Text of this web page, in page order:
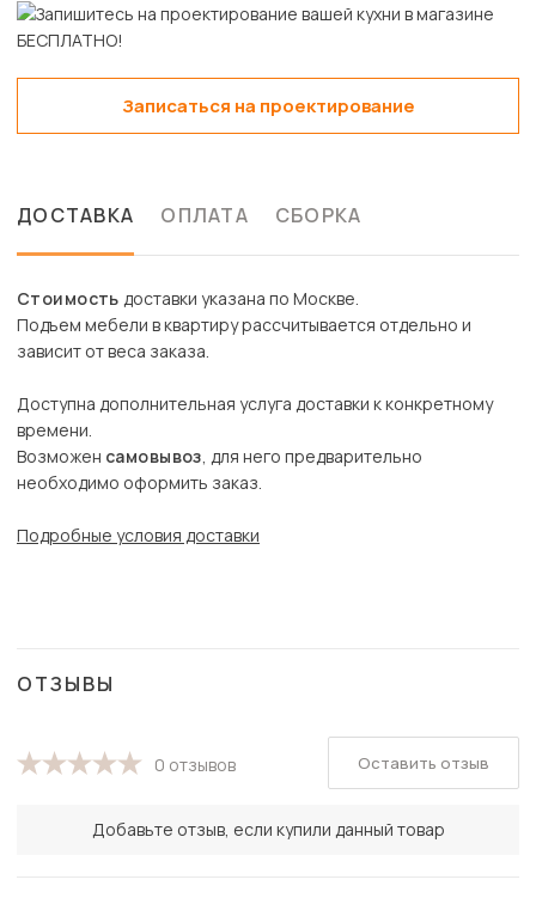
Записаться на проектирование
ДОСТАВКА ОПЛАТА СБОРКА
Стоимость доставки указана по Москве.
Подъем мебели в квартиру рассчитывается отдельно и
зависит от веса заказа.
Доступна дополнительная услуга доставки к конкретному
времени.
Возможен самовывоз, для него предварительно
необходимо оформить заказ.
Подробные условия доставки
ОТЗЫВЫ
0 отзывов
Добавьте отзыв, если купили данный товар
Оставить отзыв